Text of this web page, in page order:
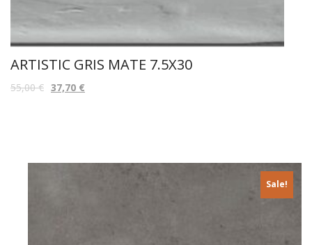
ARTISTIC GRIS MATE 7.5X30
55,00€ 37,70 €
Sale!